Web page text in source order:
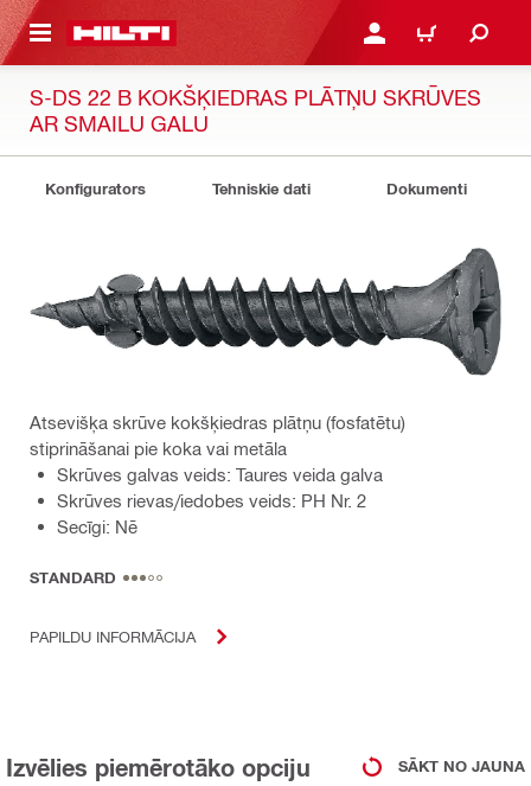
SATURU PIESLĒGTIES VAI
IEPIRKŠANĀS
S-DS 22 B KOKŠĶIEDRAS PLĀTŅU SKRŪVES
AR SMAILU GALU
Konfigurators Tehniskie dati Dokumenti
Atsevišķa skrūve kokšķiedras plātņu (fosfatētu)
stiprināšanai pie koka vai metāla
Skrūves galvas veids: Taures veida galva
Skrūves rievas/iedobes veids: PH Nr. 2
Secīgi: Nē
STANDARD
PAPILDU INFORMĀCIJA
Izvēlies piemērotāko opciju SĀKT NO JAUNA